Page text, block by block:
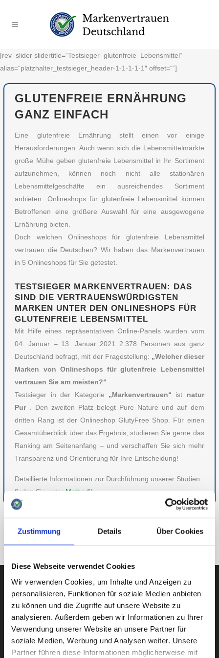
Zustimmung Details Über Cookies
Diese Webseite verwendet Cookies
Wir verwenden Cookies, um Inhalte und Anzeigen zu
personalisieren, Funktionen für soziale Medien anbieten
zu können und die Zugriffe auf unsere Website zu
analysieren. Außerdem geben wir Informationen zu Ihrer
Verwendung unserer Website an unsere Partner für
soziale Medien, Werbung und Analysen weiter. Unsere
Partner führen diese Informationen möglicherweise mit
[rev_slider slidertitle=“Testsieger_glutenfreie_Lebensmittel“
alias=“platzhalter_testsieger_header-1-1-1-1-1″ offset=““]
GLUTENFREIE ERNÄHRUNG
GANZ EINFACH
Eine glutenfreie Ernährung stellt einen vor einige
Herausforderungen. Auch wenn sich die Lebensmittelmärkte
große Mühe geben glutenfreie Lebensmittel in Ihr Sortiment
aufzunehmen, können noch nicht alle stationären
Lebensmittelgeschäfte ein ausreichendes Sortiment
anbieten. Onlineshops für glutenfreie Lebensmittel können
Betroffenen eine größere Auswahl für eine ausgewogene
Ernährung bieten.
Doch welchen Onlineshops für glutenfreie Lebensmittel
vertrauen die Deutschen? Wir haben das Markenvertrauen
in 5 Onlineshops für Sie getestet.
TESTSIEGER MARKENVERTRAUEN: DAS
SIND DIE VERTRAUENSWÜRDIGSTEN
MARKEN UNTER DEN ONLINESHOPS FÜR
GLUTENFREIE LEBENSMITTEL
Mit Hilfe eines repräsentativen Online-Panels wurden vom
04. Januar – 13. Januar 2021 2.378 Personen aus ganz
Deutschland befragt, mit der Fragestellung: „Welcher dieser
Marken von Onlineshops für glutenfreie Lebensmittel
vertrauen Sie am meisten?“
Testsieger in der Kategorie „Markenvertrauen“ ist natur
Pur
. Den zweiten Platz belegt Pure Nature und auf dem
dritten Rang ist der Onlineshop GlutyFree Shop. Für einen
Gesamtüberblick über das Ergebnis, studieren Sie gerne das
Ranking am Seitenanfang – und verschaffen Sie sich mehr
Transparenz und Orientierung für Ihre Entscheidung!
Detaillierte Informationen zur Durchführung unserer Studien
finden Sie unter Methodik
ZUR ÜBERSICHT
AUBII GMBH
Große Bleichen 21